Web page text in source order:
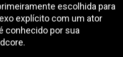
escolhida para
explícito com um ator
conhecido por sua